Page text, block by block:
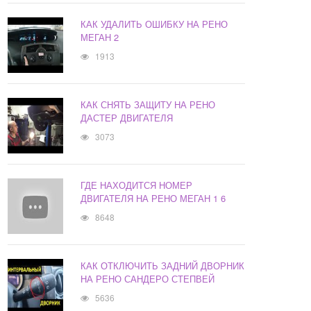
КАК УДАЛИТЬ ОШИБКУ НА РЕНО
МЕГАН 2
1913
КАК СНЯТЬ ЗАЩИТУ НА РЕНО
ДАСТЕР ДВИГАТЕЛЯ
3073
ГДЕ НАХОДИТСЯ НОМЕР
ДВИГАТЕЛЯ НА РЕНО МЕГАН 1 6
8648
КАК ОТКЛЮЧИТЬ ЗАДНИЙ ДВОРНИК
НА РЕНО САНДЕРО СТЕПВЕЙ
5636